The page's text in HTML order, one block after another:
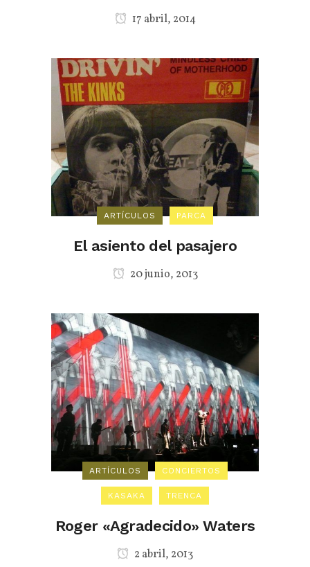
17 abril, 2014
ARTÍCULOS PARCA
El asiento del pasajero
20 junio, 2013
ARTÍCULOS CONCIERTOS
KASAKA TRENCA
Roger «Agradecido» Waters
2 abril, 2013